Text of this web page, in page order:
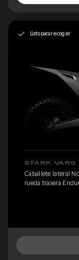
Listo para recoger
STARK VARG
Caballete lateral
rueda trasera